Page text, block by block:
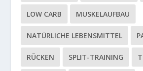
LOW CARB MUSKELAUFBAU
NATÜRLICHE LEBENSMITTEL
RÜCKEN SPLIT-TRAINING